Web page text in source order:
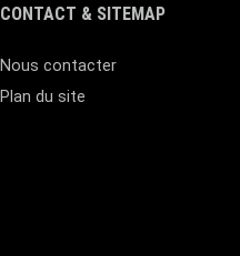
CONTACT & SITEMAP
Nous contacter
Plan du site